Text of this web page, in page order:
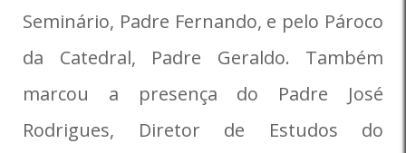
Seminário, Padre Fernando, e pelo Pároco
da Catedral, Padre Geraldo. Também
marcou a presença do Padre José
Rodrigues, Diretor de Estudos do